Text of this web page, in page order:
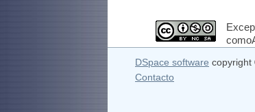
DSpace software copyright
Contacto